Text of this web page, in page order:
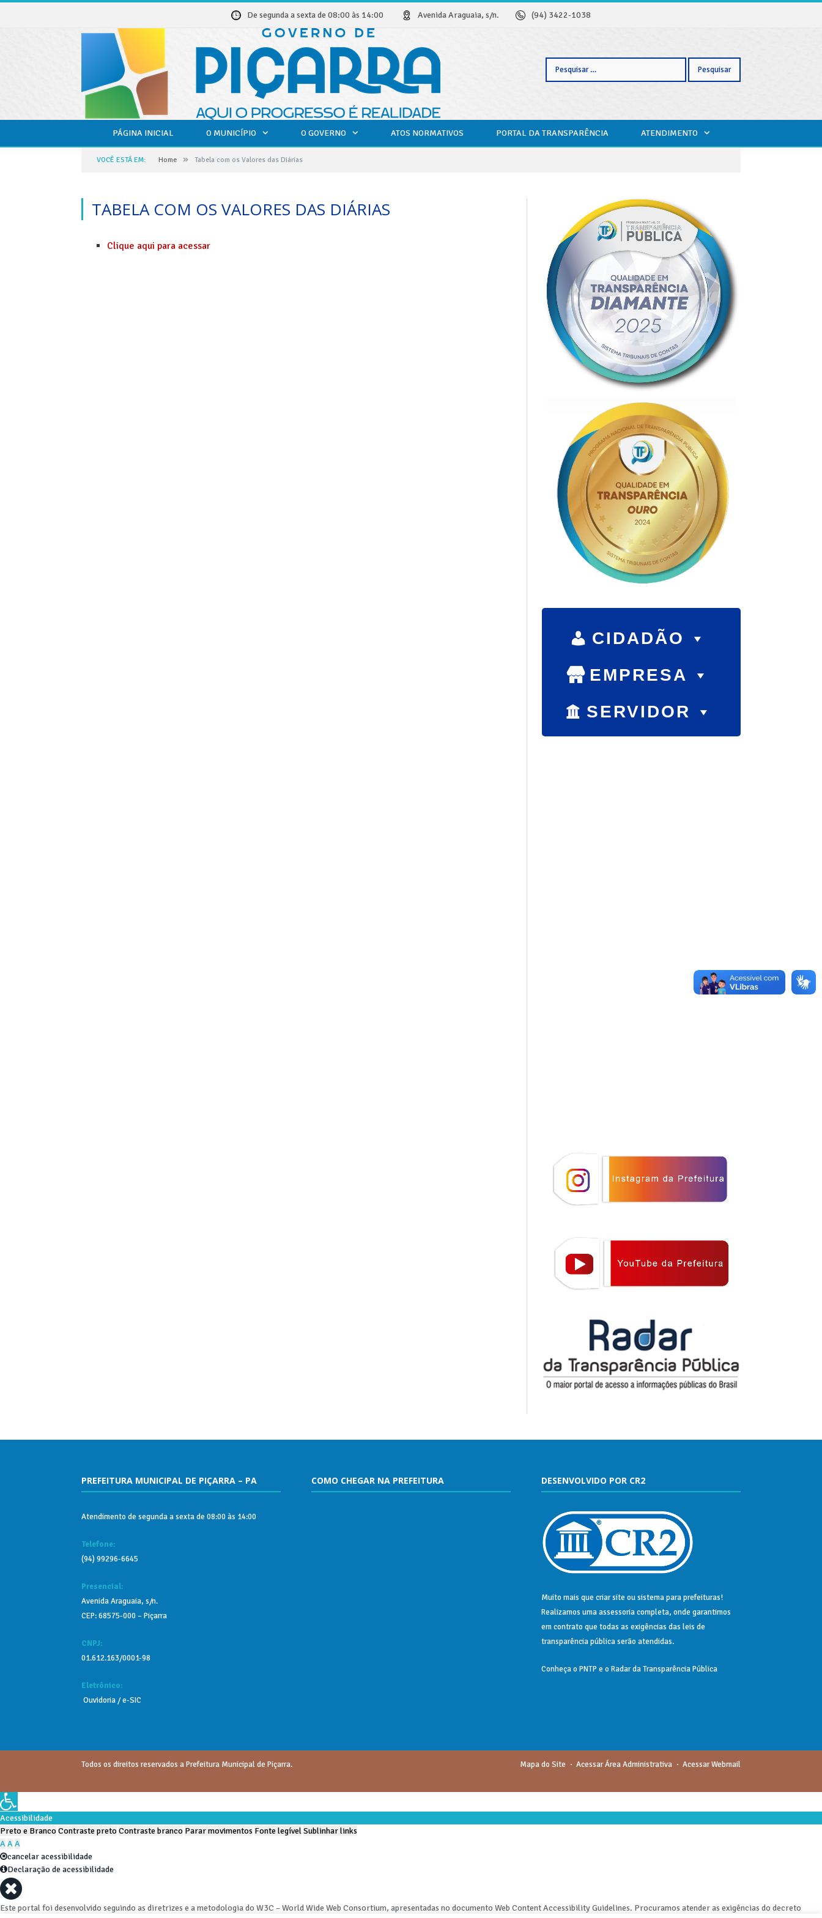
De segunda a sexta de 08:00 às 14:00 Avenida Araguaia, s/n. (94) 3422-1038
Pesquisar
PÁGINA INICIAL O MUNICÍPIO O GOVERNO ATOS NORMATIVOS PORTAL DA TRANSPARÊNCIA ATENDIMENTO
VOCÊ ESTÁ EM: Home » Tabela com os Valores das Diárias
TABELA COM OS VALORES DAS DIÁRIAS
Clique aqui para acessar
CIDADÃO
EMPRESA
SERVIDOR
PREFEITURA MUNICIPAL DE PIÇARRA – PA
Atendimento de segunda a sexta de 08:00 às 14:00
Telefone:
(94) 99296-6645
Presencial:
Avenida Araguaia, s/n.
CEP: 68575-000 – Piçarra
CNPJ:
01.612.163/0001-98
Eletrônico:
Ouvidoria /e-SIC
COMO CHEGAR NA PREFEITURA DESENVOLVIDO POR CR2
Muito mais que criar site ousistema para prefeituras!
Realizamos umaassessoriacompleta, onde garantimos
em contrato que todas as exigências das leis de
transparência públicaserão atendidas.
Conheça o PNTP e o Radar da Transparência Pública
Todos os direitos reservados a Prefeitura Municipal de Piçarra. Mapa do Site Acessar Área Administrativa Acessar Webmail
Acessibilidade
Preto e BrancoContraste pretoContraste branco Parar movimentos Fonte legívelSublinhar links
AAA
cancelar acessibilidade
Declaração de acessibilidade
Este portal foi desenvolvido seguindo as diretrizes e a metodologia do W3C – World Wide Web Consortium, apresentadas no documento Web Content Accessibility Guidelines. Procuramos atender as exigências do decreto